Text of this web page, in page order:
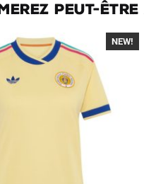
peut-être
-40%
NEW!